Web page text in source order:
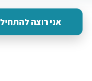
אני רוצה להתחיל